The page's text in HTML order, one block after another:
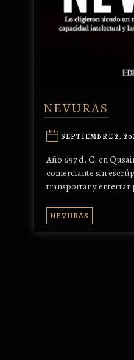
NEVURAS
SEPTIEMBRE 2,
Año 697 d. C. en
comerciante sin
transportar y enterrar
NEVURAS